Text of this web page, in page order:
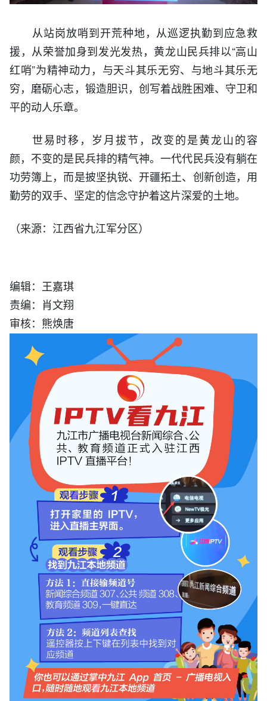
从站岗放哨到开荒种地，从巡逻执勤到应急救
援，从荣誉加身到发光发热，黄龙山民兵排以“高山
红哨”为精神动力，与天斗其乐无穷、与地斗其乐无
穷，磨砺心志，锻造胆识，创写着战胜困难、守卫和
平的动人乐章。
世易时移，岁月拔节，改变的是黄龙山的容
颜，不变的是民兵排的精气神。一代代民兵没有躺在
功劳簿上，而是披坚执锐、开疆拓土、创新创造，用
勤劳的双手、坚定的信念守护着这片深爱的土地。
（来源：江西省九江军分区）
编辑：王嘉琪
责编：肖文翔
审核：熊焕唐